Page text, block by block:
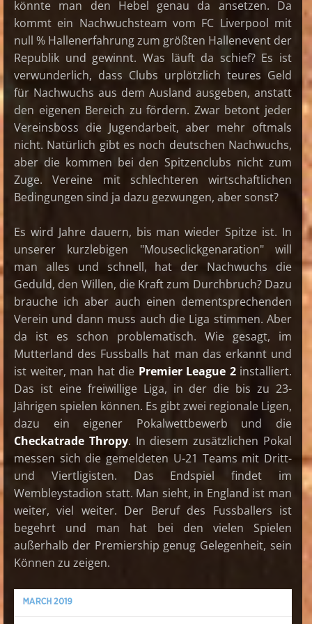
könnte man den Hebel genau da ansetzen. Da
kommt ein Nachwuchsteam vom FC Liverpool mit
null % Hallenerfahrung zum größten Hallenevent der
Republik und gewinnt. Was läuft da schief? Es ist
verwunderlich, dass Clubs urplötzlich teures Geld
für Nachwuchs aus dem Ausland ausgeben, anstatt
den eigenen Bereich zu fördern. Zwar betont jeder
Vereinsboss die Jugendarbeit, aber mehr oftmals
nicht. Natürlich gibt es noch deutschen Nachwuchs,
aber die kommen bei den Spitzenclubs nicht zum
Zuge. Vereine mit schlechteren wirtschaftlichen
Bedingungen sind ja dazu gezwungen, aber sonst?
Es wird Jahre dauern, bis man wieder Spitze ist. In
unserer kurzlebigen "Mouseclickgenaration" will
man alles und schnell, hat der Nachwuchs die
Geduld, den Willen, die Kraft zum Durchbruch? Dazu
brauche ich aber auch einen dementsprechenden
Verein und dann muss auch die Liga stimmen. Aber
da ist es schon problematisch. Wie gesagt, im
Mutterland des Fussballs hat man das erkannt und
ist weiter, man hat die Premier League 2installiert.
Das ist eine freiwillige Liga, in der die bis zu 23-
Jährigen spielen können. Es gibt zwei regionale Ligen,
dazu ein eigener Pokalwettbewerb und die
Checkatrade Thropy. In diesem zusätzlichen Pokal
messen sich die gemeldeten U-21 Teams mit Dritt-
und Viertligisten. Das Endspiel findet im
Wembleystadion statt. Man sieht, in England ist man
weiter, viel weiter. Der Beruf des Fussballers ist
begehrt und man hat bei den vielen Spielen
außerhalb der Premiership genug Gelegenheit, sein
Können zu zeigen.